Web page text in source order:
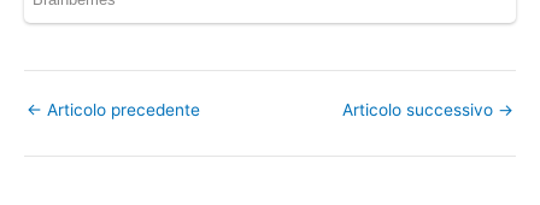
← Articolo precedente Articolo successivo →